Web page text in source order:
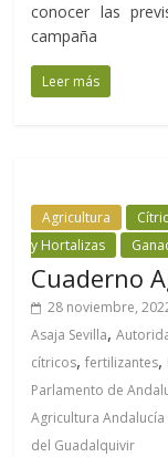
conocer las
campaña
Leer más
Agricultura
y Hortalizas
Cuaderno
28 noviembre,
Asaja Sevilla,
cítricos,fertilizantes,
Parlamento de
Agricultura Andalucía
del Guadalquivir